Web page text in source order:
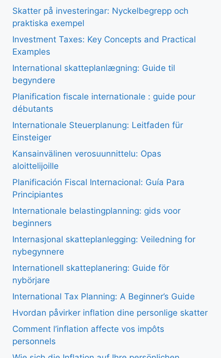
Skatter på investeringar: Nyckelbegrepp och
praktiska exempel
Investment Taxes: Key Concepts and Practical
Examples
International skatteplanlægning: Guide til
begyndere
Planification fiscale internationale : guide pour
débutants
Internationale Steuerplanung: Leitfaden für
Einsteiger
Kansainvälinen verosuunnittelu: Opas
aloittelijoille
Planificación Fiscal Internacional: Guía Para
Principiantes
Internationale belastingplanning: gids voor
beginners
Internasjonal skatteplanlegging: Veiledning for
nybegynnere
Internationell skatteplanering: Guide för
nybörjare
International Tax Planning: A Beginner’s Guide
Hvordan påvirker inflation dine personlige skatter
Comment l’inflation affecte vos impôts
personnels